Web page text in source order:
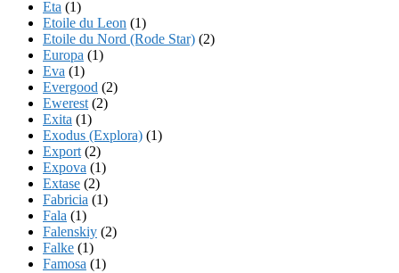
Eta (1)
Etoile du Leon (1)
Etoile du Nord (Rode Star) (2)
Europa (1)
Eva (1)
Evergood (2)
Ewerest (2)
Exita (1)
Exodus (Explora) (1)
Export (2)
Expova (1)
Extase (2)
Fabricia (1)
Fala (1)
Falenskiy (2)
Falke (1)
Famosa (1)